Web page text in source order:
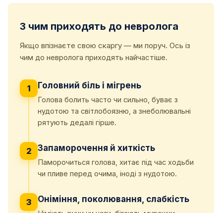
З чим приходять до невролога
Якщо впізнаєте свою скаргу — ми поруч. Ось із
чим до невролога приходять найчастіше.
1 Головний біль і мігрень
Голова болить часто чи сильно, буває з
нудотою та світлобоязню, а знеболювальні
рятують дедалі гірше.
2 Запаморочення й хиткість
Паморочиться голова, хитає під час ходьби
чи пливе перед очима, іноді з нудотою.
3 Оніміння, поколювання, слабкість